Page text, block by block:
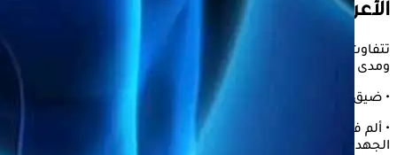
الأعراض
تتفاوت أعراض اعتلال عضلة القلب التضخمي
ومدى تأثيره على وظيفة القلب، وتشمل:
• ضيق التنفس: خاصة عند بذل مجهود بدني.
• ألم في الصدر: شعور بألم في منطقة الصدر، قد يترافق مع بذل
الجهد.